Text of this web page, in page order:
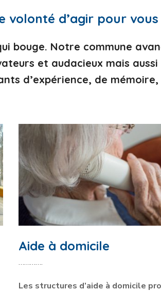
volonté d’agir pour
bouge. Notre commune
et audacieux mais
d’expérience, de
Aide à domicile
………….
Les structures d’aide à domicile